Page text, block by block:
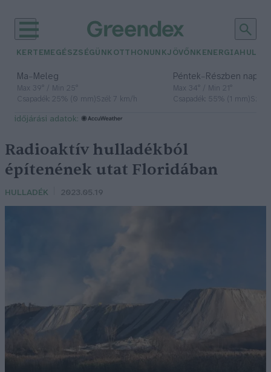
KERTEM EGÉSZSÉGÜNK OTTHONUNKJÖVŐNK ENERGIA
Ma– Meleg
Max 39° / Min 25°
Csapadék: 25% (0 mm)Szél: 7 km/h
Péntek– Részben
Max 34° / Min 21°
Csapadék: 55% (1 mm)Szél:
időjárási adatok:
Radioaktív hulladékból
építenének utat Floridában
HULLADÉK 2023.05.19